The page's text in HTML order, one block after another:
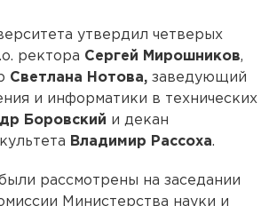
утвердил четверых
ректора Сергей Мирошников,
Светлана Нотова, заведующий
и информатики в технических
Боровский и декан
Владимир Рассоха.
рассмотрены на заседании
Министерства науки и